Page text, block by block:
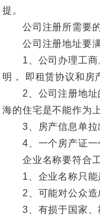
提。
公司注册所需要
公司注册地址要满
1、公司办理工商
明， 即租赁协议和房
2、公司注册地址
海的住宅是不能作为
3、房产信息单拉
4、一个房产证一
企业名称要符合工
1、企业名称只能
2、可能对公众造
3、有损于国家、